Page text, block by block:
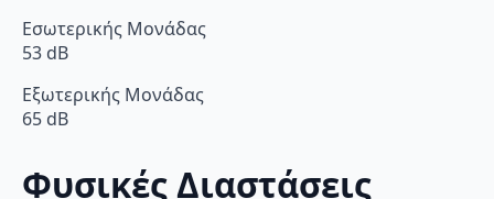
Εσωτερικής Μονάδας
53 dB
Εξωτερικής Μονάδας
65 dB
Φυσικές Διαστάσεις